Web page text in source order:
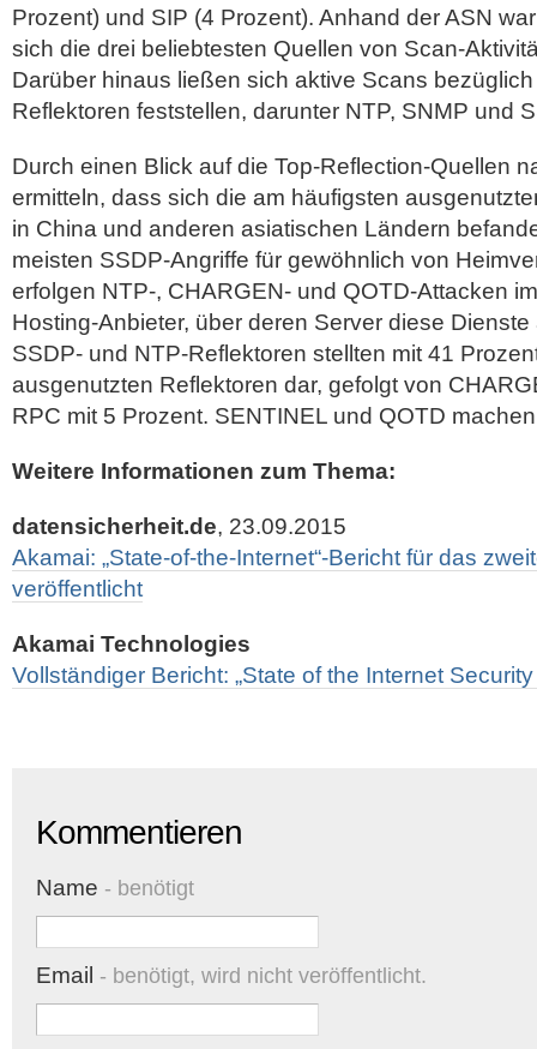
Prozent) und SIP (4 Prozent). Anhand der ASN
sich die drei beliebtesten Quellen von Scan-
Darüber hinaus ließen sich aktive Scans
Reflektoren feststellen, darunter NTP, SNMP und
Durch einen Blick auf die Top-Reflection-Quellen
ermitteln, dass sich die am häufigsten
in China und anderen asiatischen Ländern
meisten SSDP-Angriffe für gewöhnlich von
erfolgen NTP-, CHARGEN- und QOTD-Attacken
Hosting-Anbieter, über deren Server diese
SSDP- und NTP-Reflektoren stellten mit 41
ausgenutzten Reflektoren dar, gefolgt von
RPC mit 5 Prozent. SENTINEL und QOTD
Weitere Informationen zum Thema:
datensicherheit.de, 23.09.2015
Akamai: „State-of-the-Internet“-Bericht für das
veröffentlicht
Akamai Technologies
Vollständiger Bericht: „State of the Internet Security
Kommentieren
Name - benötigt
Email - benötigt, wird nicht veröffentlicht.